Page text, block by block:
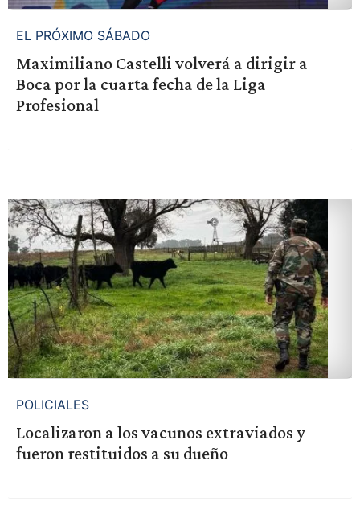
EL PRÓXIMO SÁBADO
Maximiliano Castelli volverá a dirigir a
Boca por la cuarta fecha de la Liga
Profesional
POLICIALES
Localizaron a los vacunos extraviados y
fueron restituidos a su dueño